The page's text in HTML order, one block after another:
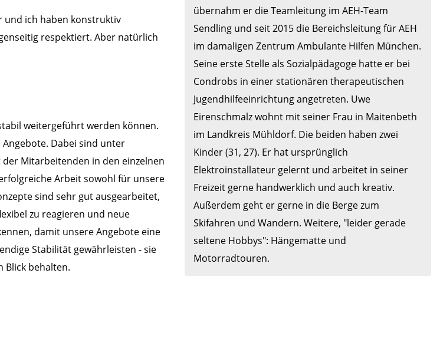
und ich haben konstruktiv
respektiert. Aber natürlich
weitergeführt werden können.
Dabei sind unter
Mitarbeitenden in den einzelnen
Arbeit sowohl für unsere
sind sehr gut ausgearbeitet,
zu reagieren und neue
damit unsere Angebote eine
Stabilität gewährleisten - sie
Blick behalten.
übernahm er die Teamleitung im AEH-Team
Sendling und seit 2015 die Bereichsleitung für AEH
im damaligen Zentrum Ambulante Hilfen München.
Seine erste Stelle als Sozialpädagoge hatte er bei
Condrobs in einer stationären therapeutischen
Jugendhilfeeinrichtung angetreten. Uwe
Eirenschmalz wohnt mit seiner Frau in Maitenbeth
im Landkreis Mühldorf. Die beiden haben zwei
Kinder (31, 27). Er hat ursprünglich
Elektroinstallateur gelernt und arbeitet in seiner
Freizeit gerne handwerklich und auch kreativ.
Außerdem geht er gerne in die Berge zum
Skifahren und Wandern. Weitere, "leider gerade
seltene Hobbys": Hängematte und